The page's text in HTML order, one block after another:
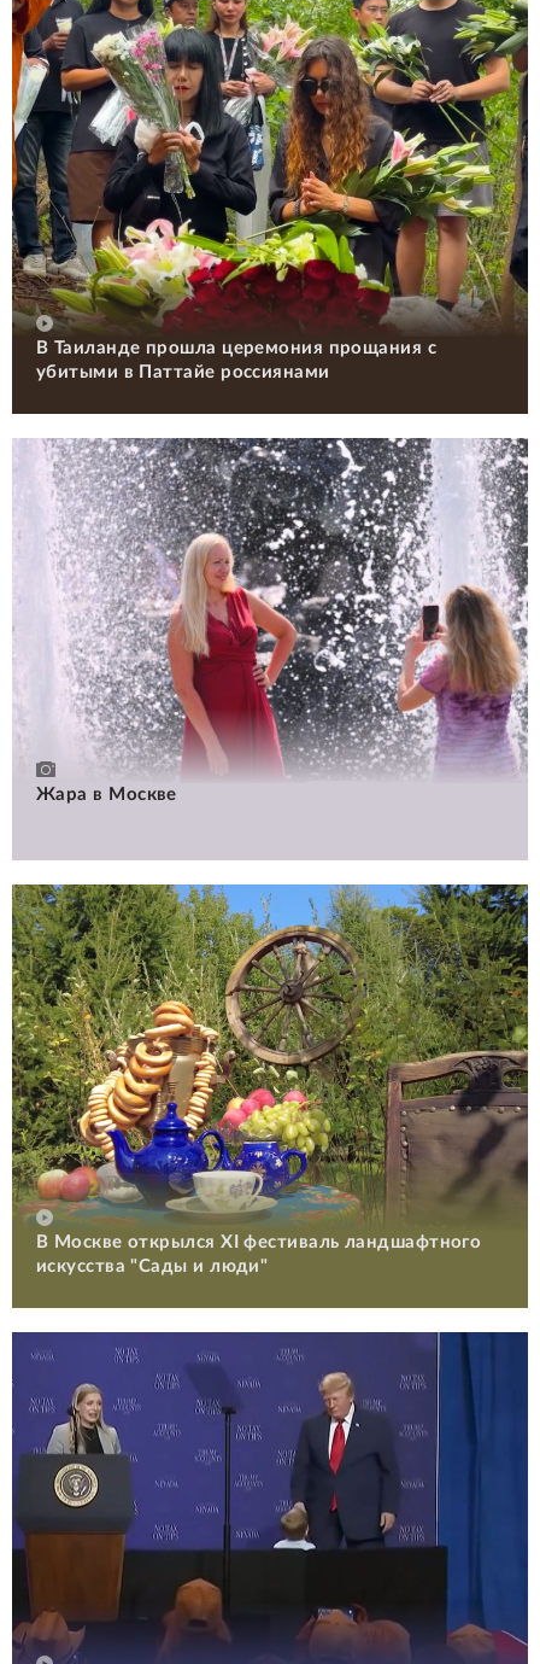
В Таиланде прошла церемония прощания с
убитыми в Паттайе россиянами
Жара в Москве
В Москве открылся XI фестиваль ландшафтного
искусства "Сады и люди"